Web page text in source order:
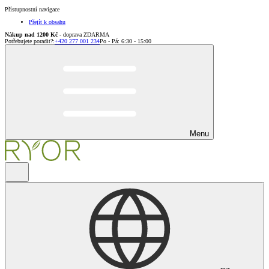
Přístupnostní navigace
Přejít k obsahu
Nákup nad 1200 Kč - doprava ZDARMA
Potřebujete poradit?:+420 277 001 234Po - Pá: 6:30 - 15:00
Menu